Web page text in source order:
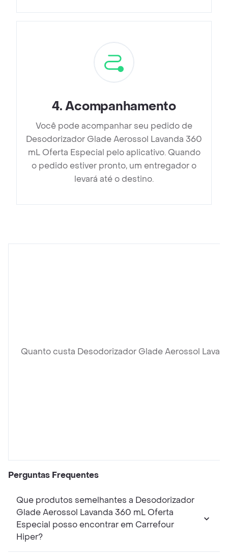
4.Acompanhamento
Você pode acompanhar seu pedido de
Desodorizador Glade Aerossol Lavanda 360
mL Oferta Especial pelo aplicativo. Quando
o pedido estiver pronto, um entregador o
levará até o destino.
Quanto custa Desodorizador Glade Aerossol
Perguntas Frequentes
Que produtos semelhantes a Desodorizador
Glade Aerossol Lavanda 360 mL Oferta
Especial posso encontrar em Carrefour
Hiper?